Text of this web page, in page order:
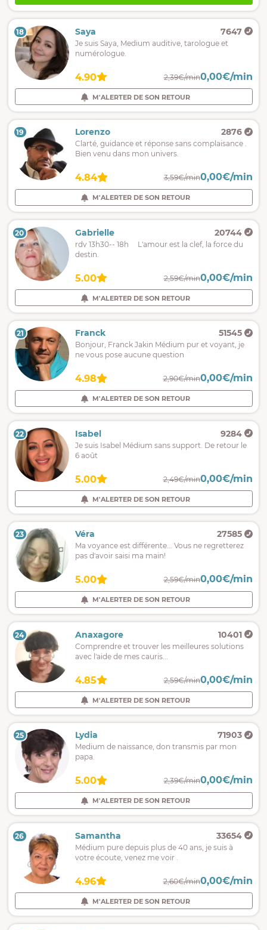
18 Saya 7647
Je suis Saya, Medium auditive, tarologue et
numérologue.
4.90 2,39€/min0,00€/min
M'ALERTER DE SON RETOUR
19 Lorenzo 2876
Clarté, guidance et réponse sans complaisance .
Bien venu dans mon univers.
4.84 3,59€/min0,00€/min
M'ALERTER DE SON RETOUR
20 Gabrielle 20744
rdv 13h30-- 18h L'amour est la clef, la force du
destin.
5.00 2,59€/min0,00€/min
M'ALERTER DE SON RETOUR
21 Franck 51545
Bonjour, Franck Jakin Médium pur et voyant, je
ne vous pose aucune question
4.98 2,90€/min0,00€/min
M'ALERTER DE SON RETOUR
22 Isabel 9284
Je suis Isabel Médium sans support. De retour le
6 août
5.00 2,49€/min0,00€/min
M'ALERTER DE SON RETOUR
23 Véra 27585
Ma voyance est différente... Vous ne regretterez
pas d'avoir saisi ma main!
5.00 2,59€/min0,00€/min
M'ALERTER DE SON RETOUR
24 Anaxagore 10401
Comprendre et trouver les meilleures solutions
avec l'aide de mes cauris...
4.85 2,59€/min0,00€/min
M'ALERTER DE SON RETOUR
25 Lydia 71903
Medium de naissance, don transmis par mon
papa.
5.00 2,39€/min0,00€/min
M'ALERTER DE SON RETOUR
26 Samantha 33654
Médium pure depuis plus de 40 ans, je suis à
votre écoute, venez me voir .
4.96 2,60€/min0,00€/min
M'ALERTER DE SON RETOUR